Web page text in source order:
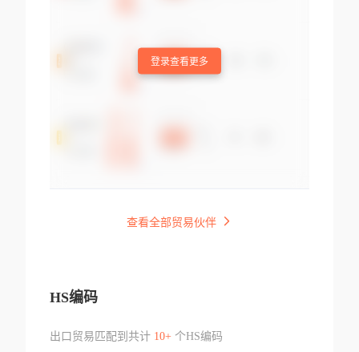
登录查看更多
查看全部贸易伙伴
HS编码
出口贸易匹配到共计 10+个HS编码